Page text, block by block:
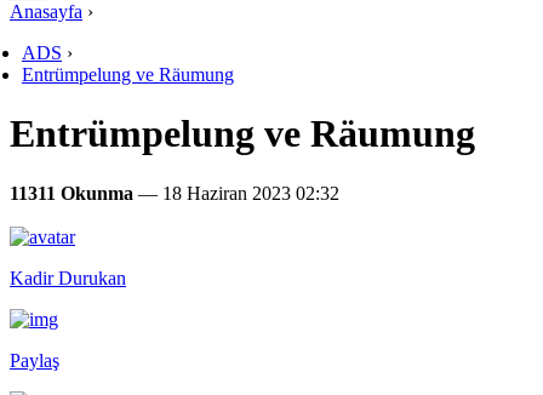
Anasayfa ›
ADS ›
Entrümpelung ve Räumung
Entrümpelung ve Räumung
11311 Okunma — 18 Haziran 2023 02:32
Kadir Durukan
Paylaş